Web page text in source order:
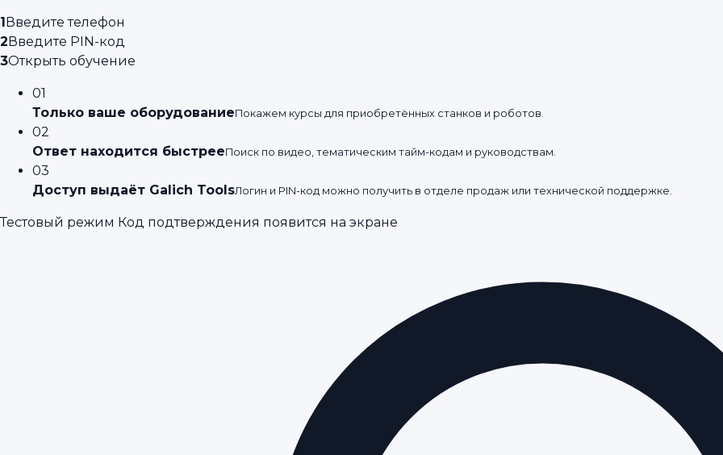
1Введите телефон
2Введите PIN-код
3Открыть обучение
01
Только ваше оборудованиеПокажем курсы для приобретённых станков и роботов.
02
Ответ находится быстрееПоиск по видео, тематическим тайм-кодам и руководствам.
03
Доступ выдаёт Galich ToolsЛогин и PIN-код можно получить в отделе продаж или технической поддержке.
Тестовый режим Код подтверждения появится на экране